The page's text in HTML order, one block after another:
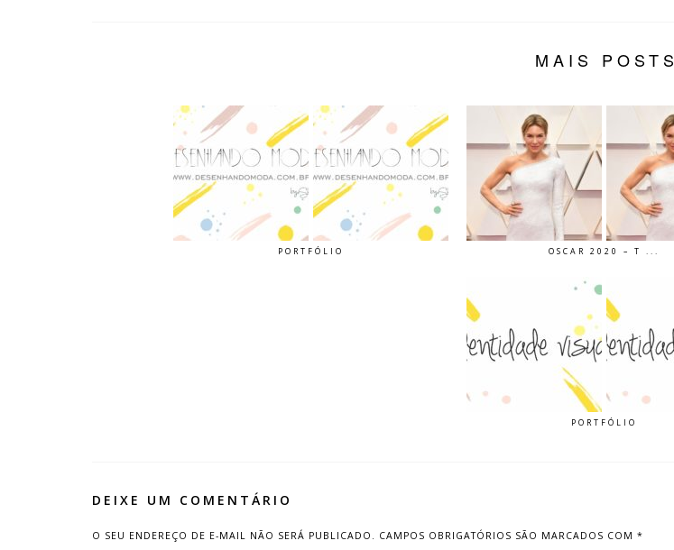
MAIS POSTS
PORTFÓLIO OSCAR 2020 – T ...
PORTFÓLIO
DEIXE UM COMENTÁRIO
O SEU ENDEREÇO DE E-MAIL NÃO SERÁ PUBLICADO. CAMPOS OBRIGATÓRIOS SÃO MARCADOS COM *